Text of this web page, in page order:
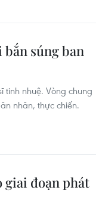
bắn súng ban
nhuệ. Vòng chung
nhãn, thực chiến.
giai đoạn phát